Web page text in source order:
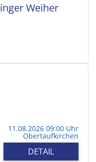
Weiher
11.08.2026 09:00 Uhr
Obertaufkirchen
DETAIL